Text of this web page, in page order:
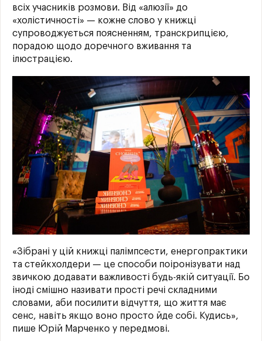
всіх учасників розмови. Від «алюзії» до
«холістичності» — кожне слово у книжці
супроводжується поясненням, транскрипцією,
порадою щодо доречного вживання та
ілюстрацією.
«Зібрані у цій книжці палімпсести, енергопрактики
та стейкхолдери — це способи поіронізувати над
звичкою додавати важливості будь-якій ситуації. Бо
іноді смішно називати прості речі складними
словами, аби посилити відчуття, що життя має
сенс, навіть якщо воно просто йде собі. Кудись»,
пише Юрій Марченко у передмові.